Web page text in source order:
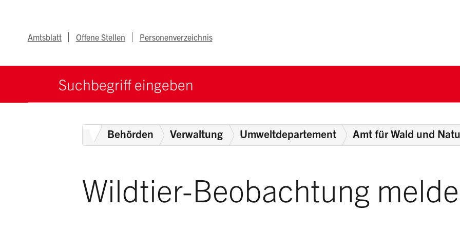
Metanav
Amtsblatt Offene Stellen Personenverzeichnis
Suchbegriff
HomeBehörden Verwaltung Umweltdepartement Amt für Wald und
Wildtier-Beobachtung